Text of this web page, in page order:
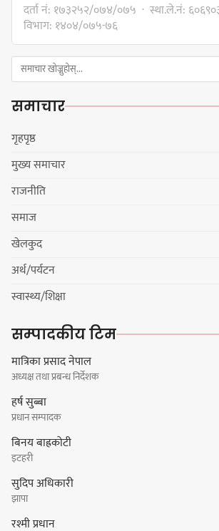
चाम्लिङको चेतावनी
दर्ता नं: १७३२५२/०७४/०७५ · स्था.ले.नं:
विभाग: १४०४/०७५-७६
समाचार
गृहपृष्ठ
मुख्य समाचार
राजनीति
समाज
खेलकुद
अर्थ/पर्यटन
स्वास्थ्य/शिक्षा
सम्पादकीय टिम
मात्रिका प्रसाद नेपाल
अध्यक्ष तथा प्रबन्ध निर्देशक
हर्ष सुब्बा
प्रधान सम्पादक
बिनय बाह्रकोटी
इटहरी
सुदिप अधिकारी
झापा
रश्मी प्रधान